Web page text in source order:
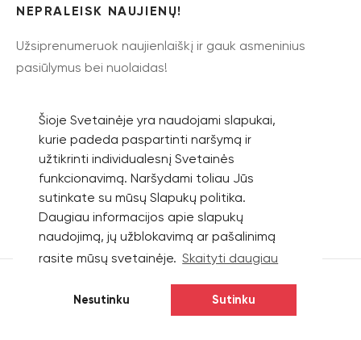
NEPRALEISK NAUJIENŲ!
Užsiprenumeruok naujienlaiškį ir gauk asmeninius
pasiūlymus bei nuolaidas!
Prenumeruoti
© 2026 UAB „EVO MEDIA“
Šioje Svetainėje yra naudojami slapukai,
kurie padeda paspartinti naršymą ir
užtikrinti individualesnį Svetainės
funkcionavimą. Naršydami toliau Jūs
sutinkate su mūsų Slapukų politika.
Daugiau informacijos apie slapukų
naudojimą, jų užblokavimą ar pašalinimą
rasite mūsų svetainėje. Skaityti daugiau
Nesutinku Sutinku